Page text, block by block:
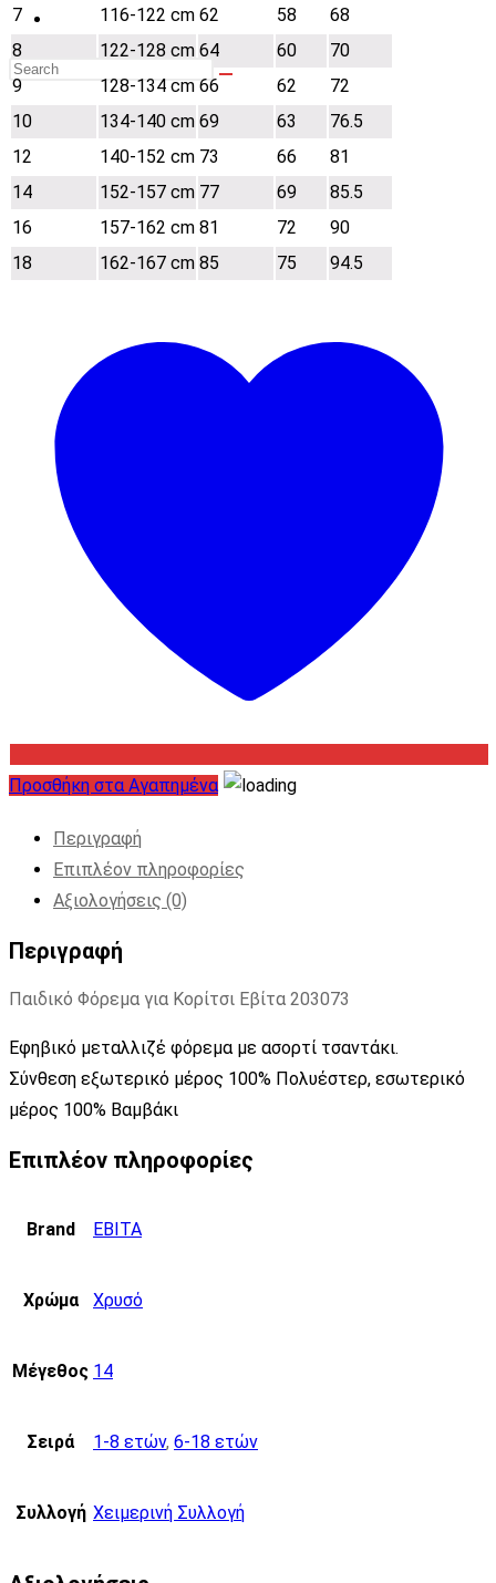
Toggle
website
search
7
116-122 cm 62 58
68
8
122-128 cm 64 60
70
9
128-134 cm 66 62
72
10
134-140 cm 69 63
76.5
12
140-152 cm 73 66
81
14
152-157 cm 77 69
85.5
16
157-162 cm 81 72
90
18
162-167 cm 85 75 94.5
Προσθήκη στα Αγαπημένα
Περιγραφή
Επιπλέον πληροφορίες
Αξιολογήσεις (0)
Περιγραφή
Παιδικό Φόρεμα για Κορίτσι Εβίτα 203073
Εφηβικό μεταλλιζέ φόρεμα με ασορτί τσαντάκι.
Σύνθεση εξωτερικό μέρος 100% Πολυέστερ, εσωτερικό
μέρος 100% Βαμβάκι
Επιπλέον πληροφορίες
Brand EBITA
Χρώμα Χρυσό
Μέγεθος 14
Σειρά 1-8 ετών, 6-18 ετών
Συλλογή Χειμερινή Συλλογή